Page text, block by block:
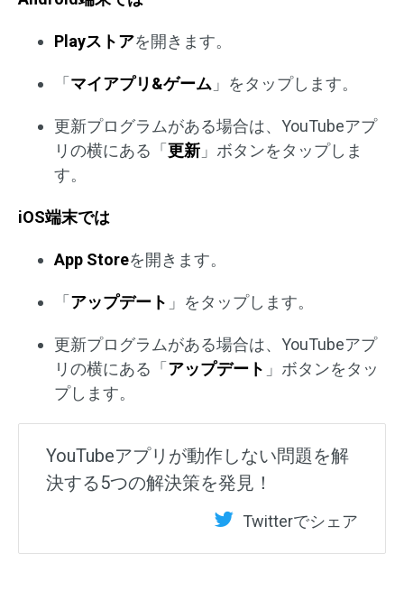
Playストアを開きます。
「 マイアプリ&ゲーム 」をタップします。
更新プログラムがある場合は、YouTubeアプ
リの横にある「 更新 」ボタンをタップしま
す。
iOS端末では
App Storeを開きます。
「 アップデート 」をタップします。
更新プログラムがある場合は、YouTubeアプ
リの横にある「 アップデート 」ボタンをタッ
プします。
YouTubeアプリが動作しない問題を解
決する5つの解決策を発見！
Twitterでシェア